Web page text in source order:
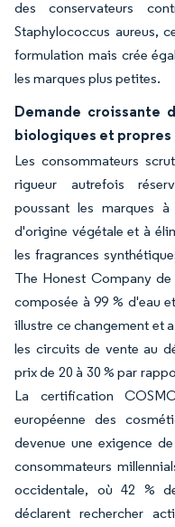
des conservateurs
Staphylococcus aureus,
formulation mais crée
les marques plus petites.
Demande croissante
biologiques et propres
Les consommateurs
rigueur autrefois
poussant les marques
d'origine végétale et à
les fragrances
The Honest Company
composée à 99 % d'eau
illustre ce changement et
les circuits de vente au
prix de 20 à 30 % par
La certification
européenne des
devenue une exigence
consommateurs
occidentale, où 42 %
déclarent rechercher